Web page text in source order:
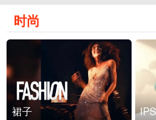
时尚
裙子